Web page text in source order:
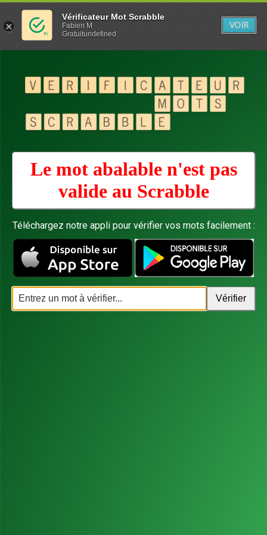
Le mot abalable n'est pas
valide au Scrabble
Téléchargez notre appli pour vérifier vos mots facilement :
Vérificateur Mot Scrabble
Fabien M
Gratuitundefined
VOIR